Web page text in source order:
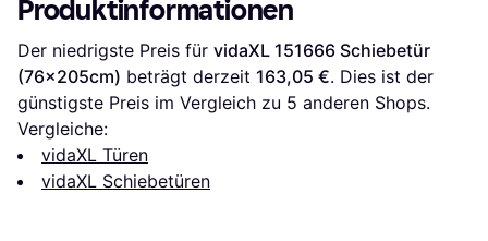
Produktinformationen
Der niedrigste Preis für vidaXL 151666 Schiebetür
(76x205cm) beträgt derzeit 163,05 €. Dies ist der
günstigste Preis im Vergleich zu 5 anderen Shops.
Vergleiche:
vidaXL Türen
vidaXL Schiebetüren